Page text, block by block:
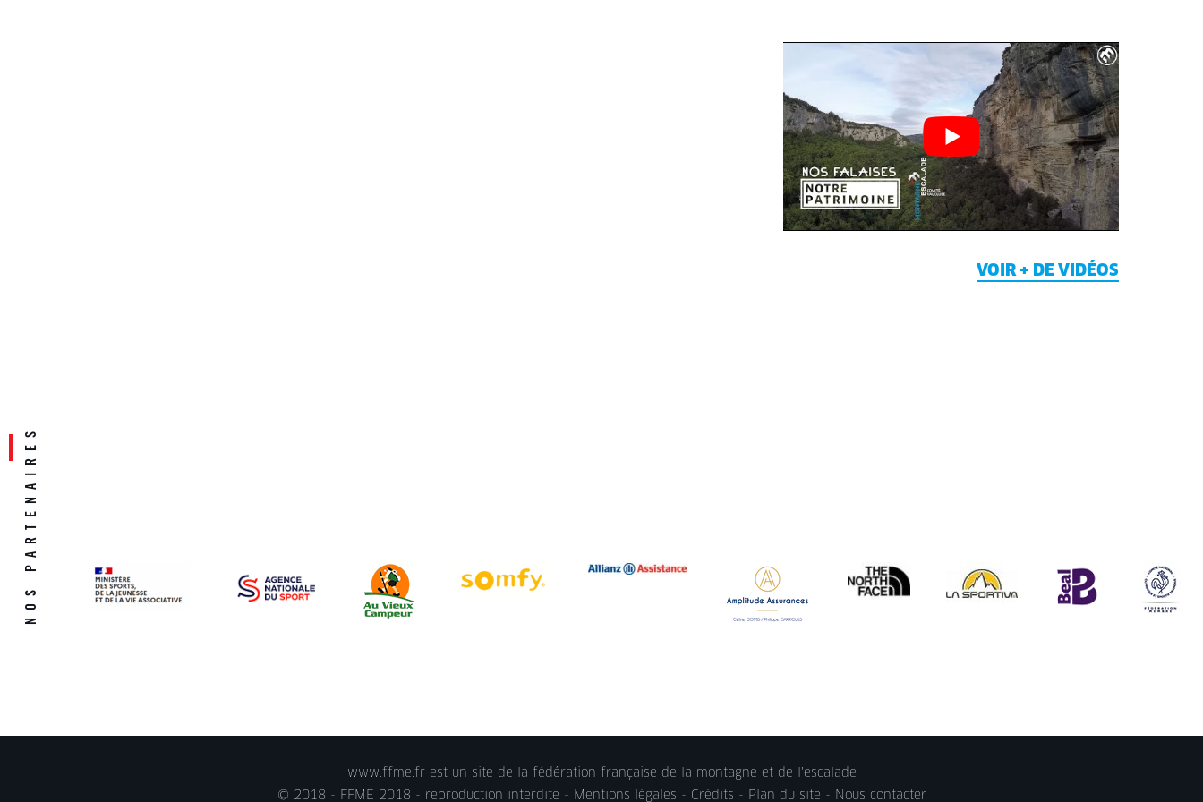
VOIR + DE VIDÉOS
www.ffme.fr est un site de la fédération française de la montagne et de l'escalade
© 2018 - FFME 2018 - reproduction interdite - Mentions légales - Crédits - Plan du site - Nous contacter